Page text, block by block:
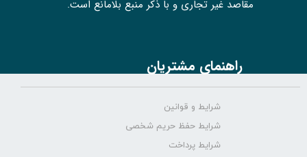
مقاصد غیر تجاری و با ذکر منبع بلامانع است.
راهنمای مشتریان
شرایط و قوانین
شرایط حفظ حریم شخصی
شرایط پرداخت